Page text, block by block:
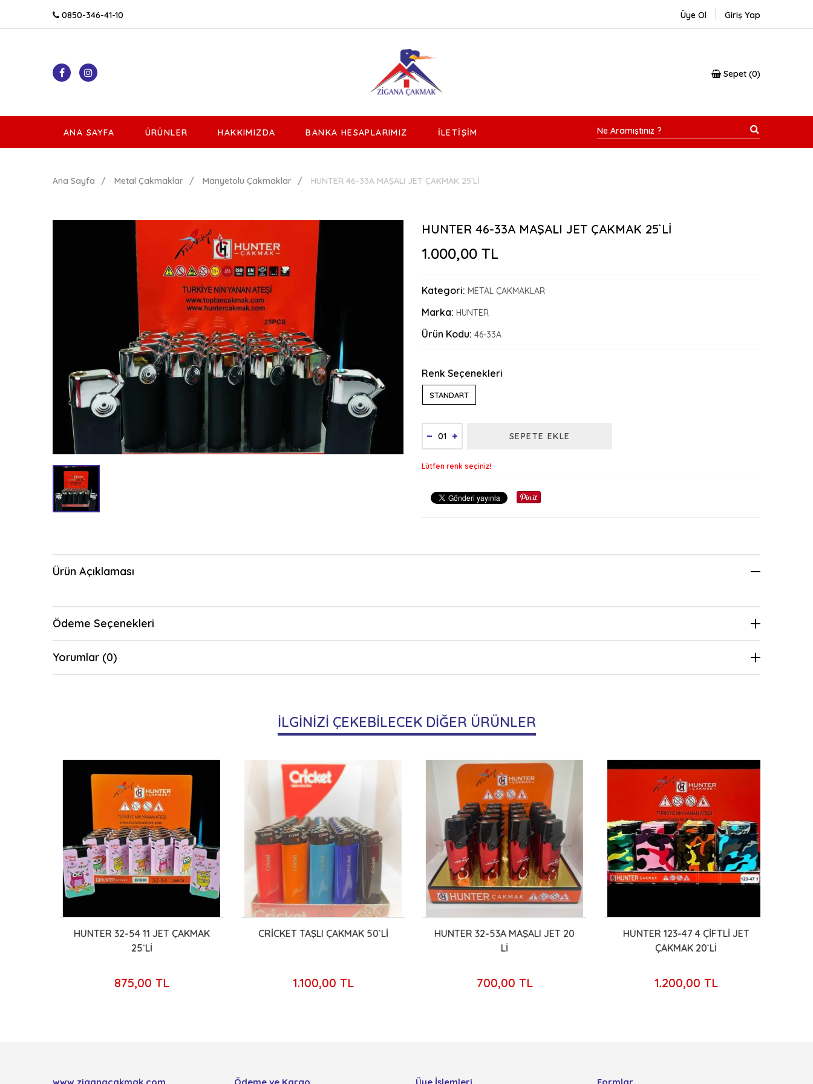
0850-346-41-10 Üye Ol Giriş Yap
Sepet 0
ANA SAYFA ÜRÜNLER HAKKIMIZDA BANKA HESAPLARIMIZ İLETIŞIM
Ana Sayfa Metal Çakmaklar Manyetolu Çakmaklar HUNTER 46-33A MAŞALI JET ÇAKMAK 25`Lİ
HUNTER 46-33A MAŞALI JET ÇAKMAK 25`Lİ
1.000,00 TL
Kategori: METAL ÇAKMAKLAR
Marka: HUNTER
Ürün Kodu: 46-33A
Renk Seçenekleri
STANDART
SEPETE EKLE
Lütfen renk seçiniz!
Ürün Açıklaması
Ödeme Seçenekleri
Yorumlar (0)
İLGİNİZİ ÇEKEBİLECEK DİĞER ÜRÜNLER
HUNTER 32-54 11 JET ÇAKMAK
25`Lİ
875,00 TL
CRİCKET TAŞLI ÇAKMAK 50`Lİ
1.100,00 TL
HUNTER 32-53A MAŞALI JET 20
700,00 TL
HUNTER 123-47 4 ÇİFTLİ JET
ÇAKMAK 20`Lİ
1.200,00 TL